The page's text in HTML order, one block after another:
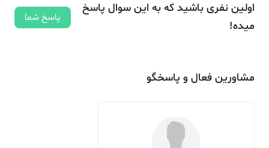
اولین نفری باشید که به این سوال پاسخ
میده!
پاسخ شما
مشاورین فعال و پاسخگو